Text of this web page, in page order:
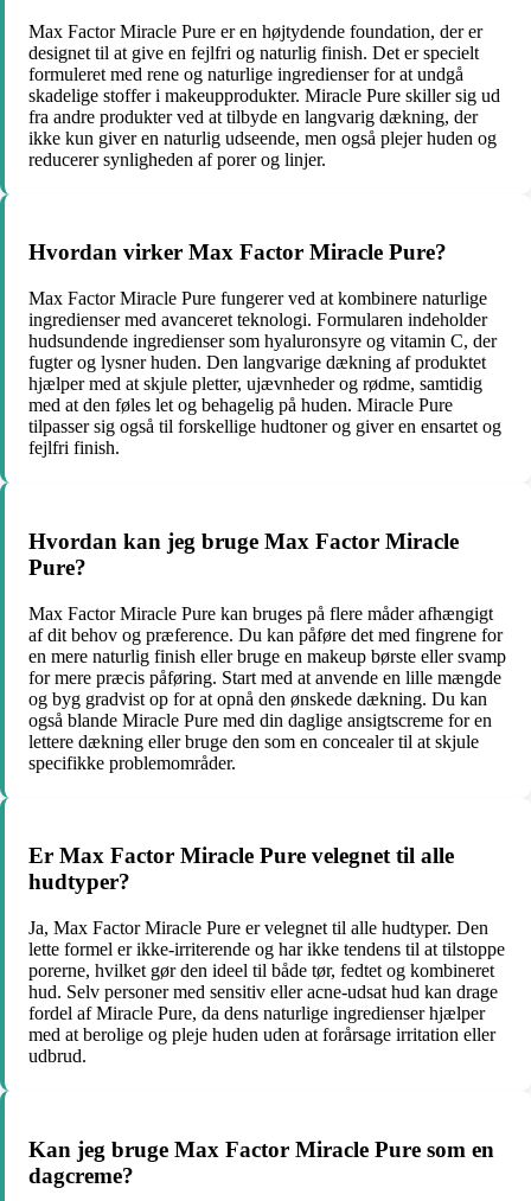
Max Factor Miracle Pure er en højtydende foundation, der er
designet til at give en fejlfri og naturlig finish. Det er specielt
formuleret med rene og naturlige ingredienser for at undgå
skadelige stoffer i makeupprodukter. Miracle Pure skiller sig ud
fra andre produkter ved at tilbyde en langvarig dækning, der
ikke kun giver en naturlig udseende, men også plejer huden og
reducerer synligheden af porer og linjer.
Hvordan virker Max Factor Miracle Pure?
Max Factor Miracle Pure fungerer ved at kombinere naturlige
ingredienser med avanceret teknologi. Formularen indeholder
hudsundende ingredienser som hyaluronsyre og vitamin C, der
fugter og lysner huden. Den langvarige dækning af produktet
hjælper med at skjule pletter, ujævnheder og rødme, samtidig
med at den føles let og behagelig på huden. Miracle Pure
tilpasser sig også til forskellige hudtoner og giver en ensartet og
fejlfri finish.
Hvordan kan jeg bruge Max Factor Miracle
Pure?
Max Factor Miracle Pure kan bruges på flere måder afhængigt
af dit behov og præference. Du kan påføre det med fingrene for
en mere naturlig finish eller bruge en makeup børste eller svamp
for mere præcis påføring. Start med at anvende en lille mængde
og byg gradvist op for at opnå den ønskede dækning. Du kan
også blande Miracle Pure med din daglige ansigtscreme for en
lettere dækning eller bruge den som en concealer til at skjule
specifikke problemområder.
Er Max Factor Miracle Pure velegnet til alle
hudtyper?
Ja, Max Factor Miracle Pure er velegnet til alle hudtyper. Den
lette formel er ikke-irriterende og har ikke tendens til at tilstoppe
porerne, hvilket gør den ideel til både tør, fedtet og kombineret
hud. Selv personer med sensitiv eller acne-udsat hud kan drage
fordel af Miracle Pure, da dens naturlige ingredienser hjælper
med at berolige og pleje huden uden at forårsage irritation eller
udbrud.
Kan jeg bruge Max Factor Miracle Pure som en
dagcreme?